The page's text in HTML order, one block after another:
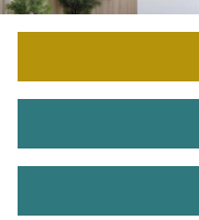
De l'immo pro